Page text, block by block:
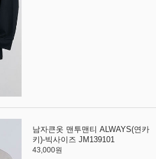
남자큰옷 맨투맨티 ALWAYS(연카
키)-빅사이즈 JM139101
43,000원